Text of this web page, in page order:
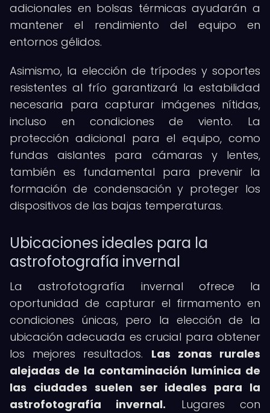
adicionales en bolsas térmicas ayudarán a
mantener el rendimiento del equipo en
entornos gélidos.
Asimismo, la elección de trípodes y soportes
resistentes al frío garantizará la estabilidad
necesaria para capturar imágenes nítidas,
incluso en condiciones de viento. La
protección adicional para el equipo, como
fundas aislantes para cámaras y lentes,
también es fundamental para prevenir la
formación de condensación y proteger los
dispositivos de las bajas temperaturas.
Ubicaciones ideales para la
astrofotografía invernal
La astrofotografía invernal ofrece la
oportunidad de capturar el firmamento en
condiciones únicas, pero la elección de la
ubicación adecuada es crucial para obtener
los mejores resultados. Las zonas rurales
alejadas de la contaminación lumínica de
las ciudades suelen ser ideales para la
astrofotografía invernal. Lugares con